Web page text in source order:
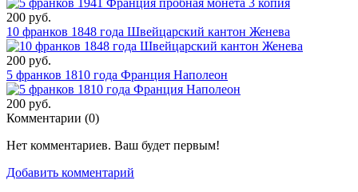
200 руб.
10 франков 1848 года Швейцарский кантон Женева
200 руб.
5 франков 1810 года Франция Наполеон
200 руб.
Комментарии (0)
Нет комментариев. Ваш будет первым!
Добавить комментарий